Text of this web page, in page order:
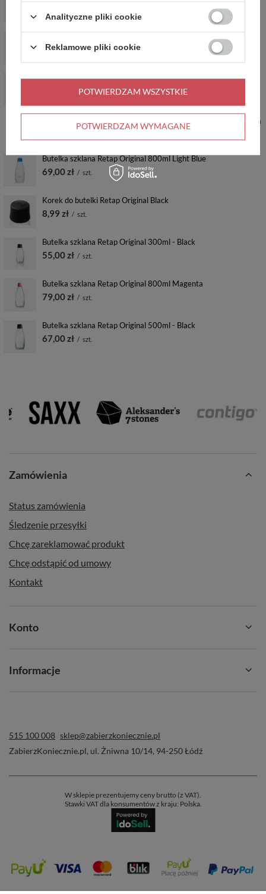
8,99 zł / szt.
PROMOCJA
Butelka szklana Retap Original 800ml Black
57,00 zł / szt.
Najniższa cena produktu w okresie 30 dni przed wprowadzeniem
69,00 zł -17%
Cena regularna:79,00 zł-28%
Butelka szklana Retap Original 800ml Light Blue
69,00 zł / szt.
Korek do butelki Retap Original Black
8,99 zł / szt.
Butelka szklana Retap Original 300ml - Black
55,00 zł / szt.
Butelka szklana Retap Original 800ml Magenta
79,00 zł / szt.
Butelka szklana Retap Original 500ml - Black
67,00 zł / szt.
Zamówienia
Status zamówienia
Śledzenie przesyłki
Chcę zareklamować produkt
Chcę odstąpić od umowy
Kontakt
Konto
Informacje
515 100 008 sklep@zabierzkoniecznie.pl
ZabierzKoniecznie.pl, ul. Żniwna 10/14, 94-250Łódź
W sklepie prezentujemy ceny brutto (z VAT).
Stawki VAT dla konsumentów z kraju: Polska.
Analityczne pliki cookie
Reklamowe pliki cookie
POTWIERDZAM WYMAGANE
POTWIERDZAM WSZYSTKIE